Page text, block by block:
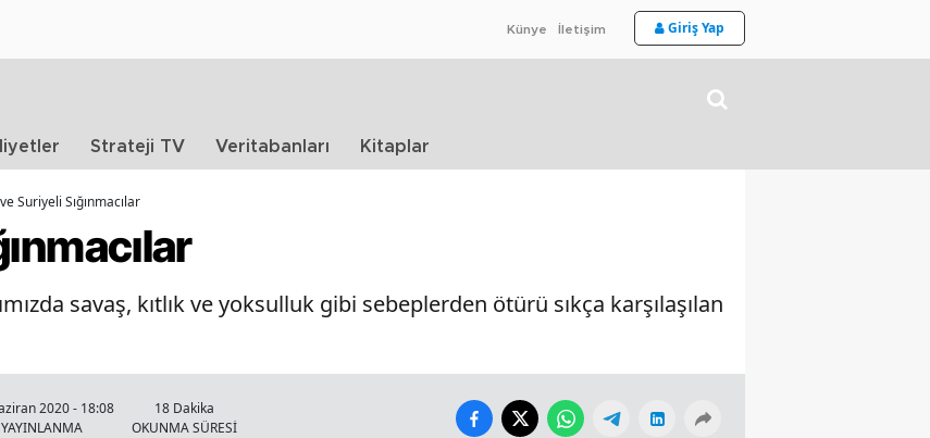
Künye İletişim Giriş Yap
Strateji TV Veritabanları Kitaplar
Suriyeli Sığınmacılar
savaş, kıtlık ve yoksulluk gibi sebeplerden ötürü sıkça karşılaşılan
2020 - 18:08
YAYINLANMA
18 Dakika
OKUNMA SÜRESİ